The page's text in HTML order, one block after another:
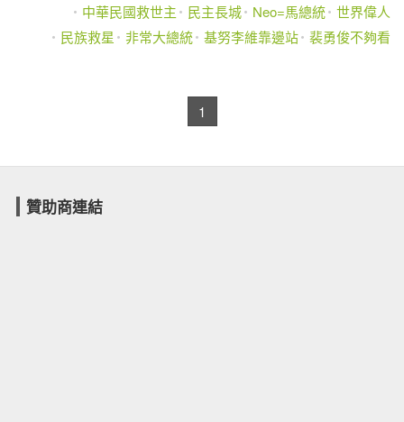
中華民國救世主
民主長城 Neo=馬總統 世界偉人
民族救星
非常大總統 基努李維靠邊站 裴勇俊不夠看
1
贊助商連結